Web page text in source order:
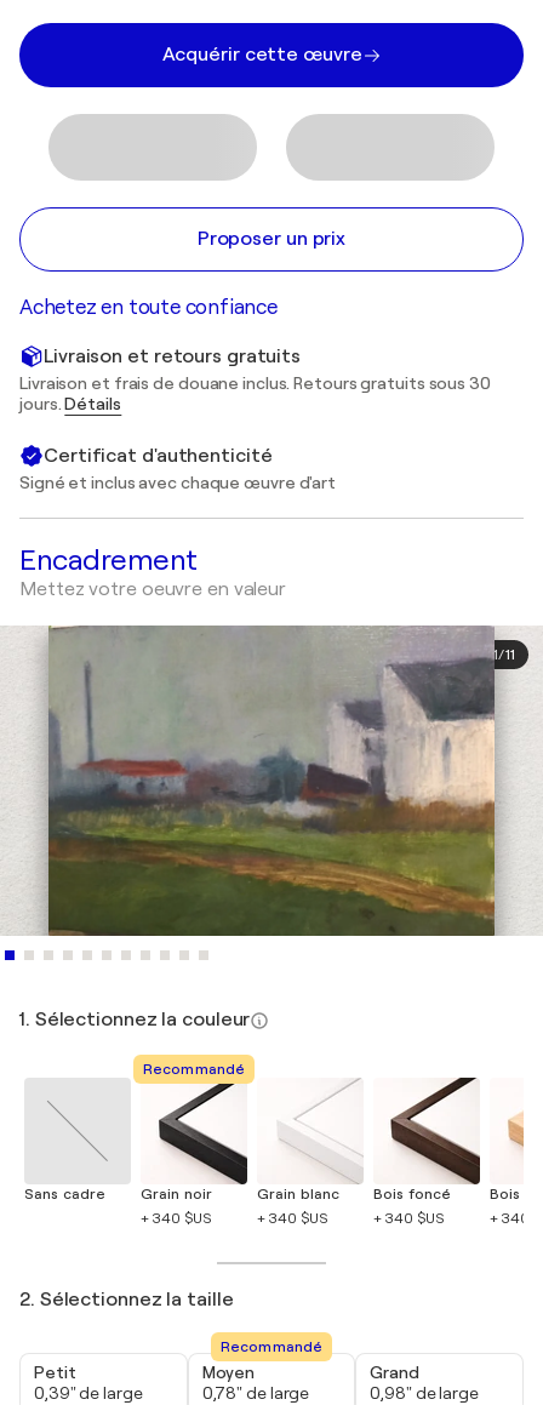
Acquérir cette œuvre
Proposer un prix
Achetez en toute confiance
Livraison et retours gratuits
Livraison et frais de douane inclus. Retours gratuits sous 30
jours.Détails
Certificat d'authenticité
Signé et inclus avec chaque œuvre d'art
Encadrement
Mettez votre oeuvre en valeur
1/11
1. Sélectionnez la couleur
Sans cadre
Recommandé
Grain noir
+ 340 $US
Grain blanc
+ 340 $US
Bois foncé
+ 340 $US
Bois
+ 340
2. Sélectionnez la taille
Petit
0,39" de large
Recommandé
Moyen
0,78" de large
Grand
0,98" de large